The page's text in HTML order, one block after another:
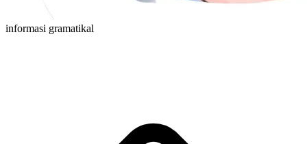
informasi gramatikal